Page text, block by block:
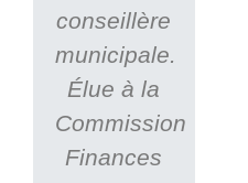
conseillère
municipale.
Élue à la
Commission
Finances